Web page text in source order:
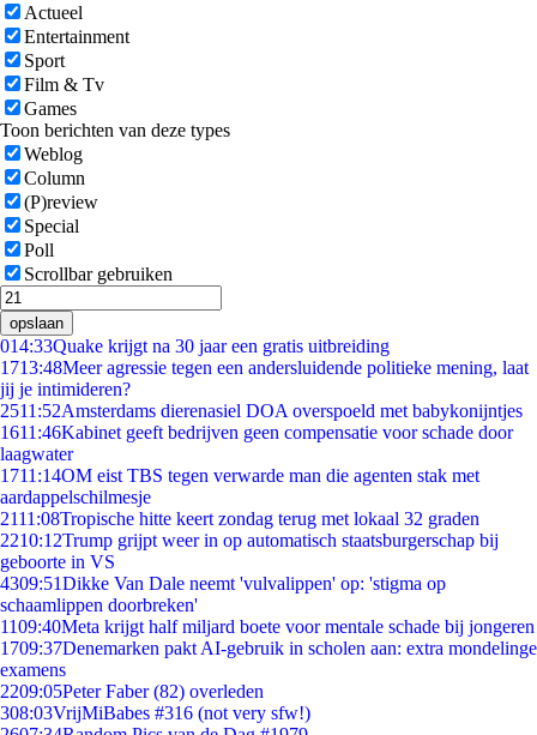
Actueel
Entertainment
Sport
Film & Tv
Games
Toon berichten van deze types
Weblog
Column
(P)review
Special
Poll
Scrollbar gebruiken
opslaan
014:33Quake krijgt na 30 jaar een gratis uitbreiding
1713:48Meer agressie tegen een andersluidende politieke mening, laat
jij je intimideren?
2511:52Amsterdams dierenasiel DOA overspoeld met babykonijntjes
1611:46Kabinet geeft bedrijven geen compensatie voor schade door
laagwater
1711:14OM eist TBS tegen verwarde man die agenten stak met
aardappelschilmesje
2111:08Tropische hitte keert zondag terug met lokaal 32 graden
2210:12Trump grijpt weer in op automatisch staatsburgerschap bij
geboorte in VS
4309:51Dikke Van Dale neemt 'vulvalippen' op: 'stigma op
schaamlippen doorbreken'
1109:40Meta krijgt half miljard boete voor mentale schade bij jongeren
1709:37Denemarken pakt AI-gebruik in scholen aan: extra mondelinge
examens
2209:05Peter Faber (82) overleden
308:03VrijMiBabes #316 (not very sfw!)